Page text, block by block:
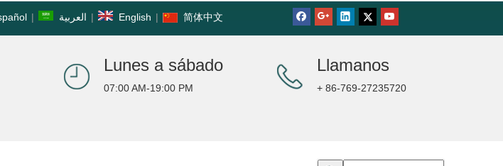
| العربية | English | 简体中文
Lunes a sábado
07:00 AM-19:00 PM
Llamanos
+ 86-769-27235720